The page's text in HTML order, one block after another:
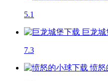
5.1
巨龙城
7.3
愤怒